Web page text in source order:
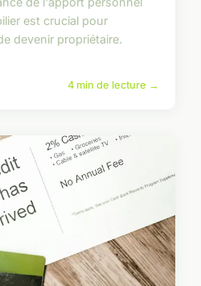
est crucial pour
devenir propriétaire.
4 min de lecture →